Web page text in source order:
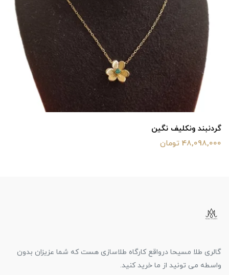
گردنبند ونکلیف نگین
48,098,000 تومان
گالری طلا مسیحا درواقع کارگاه طلاسازی هست که شما عزیزان بدون
واسطه می تونید از ما خرید کنید.